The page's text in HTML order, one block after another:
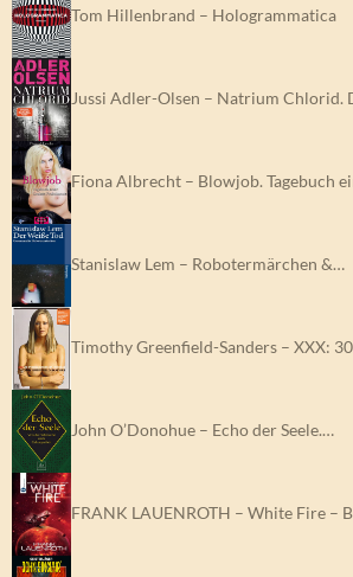
Tom Hillenbrand – Hologrammatica
Jussi Adler-Olsen – Natrium Chlorid.
Fiona Albrecht – Blowjob. Tagebuch
Stanislaw Lem – Robotermärchen &…
Timothy Greenfield-Sanders – XXX:
John O’Donohue – Echo der Seele.…
FRANK LAUENROTH – White Fire –